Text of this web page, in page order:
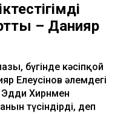
– Данияр
бүгінде кәсіпқой
Елеусінов әлемдегі
Эдди Хирнмен
түсіндірді, деп